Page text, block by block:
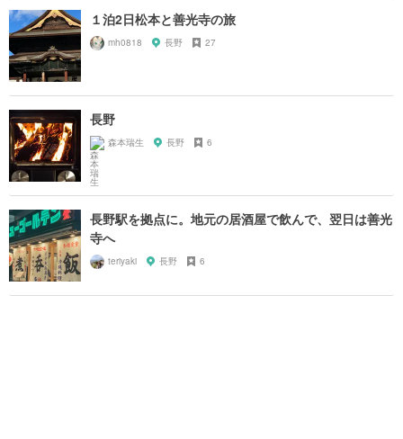
１泊2日松本と善光寺の旅
mh0818 長野 27
長野
森本瑞生 長野 6
長野駅を拠点に。地元の居酒屋で飲んで、翌日は善光
寺へ
teriyaki 長野 6